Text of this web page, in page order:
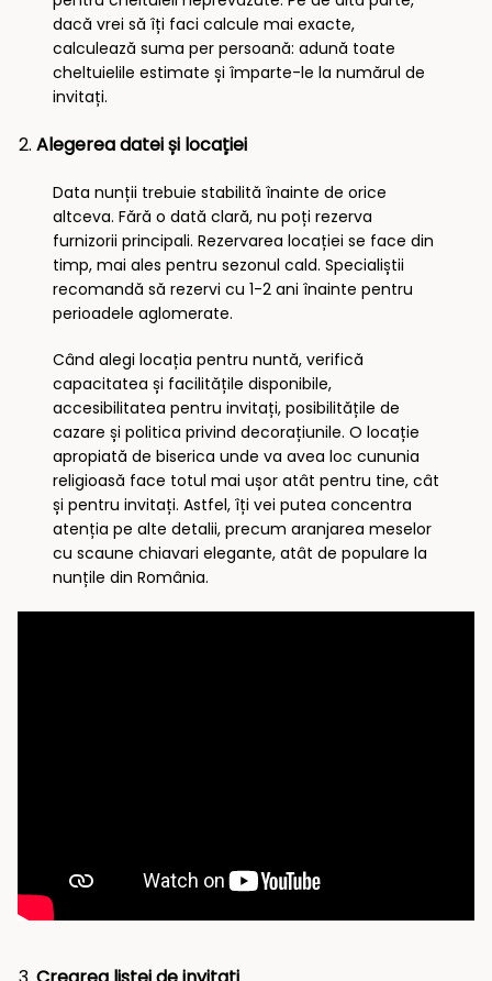
dacă vrei să îți faci calcule mai exacte,
calculează suma per persoană: adună toate
cheltuielile estimate și împarte-le la numărul de
invitați.
Alegerea datei și locației
Data nunții trebuie stabilită înainte de orice
altceva. Fără o dată clară, nu poți rezerva
furnizorii principali. Rezervarea locației se face din
timp, mai ales pentru sezonul cald. Specialiștii
recomandă să rezervi cu 1-2 ani înainte pentru
perioadele aglomerate.
Când alegi locația pentru nuntă, verifică
capacitatea și facilitățile disponibile,
accesibilitatea pentru invitați, posibilitățile de
cazare și politica privind decorațiunile. O locație
apropiată de biserica unde va avea loc cununia
religioasă face totul mai ușor atât pentru tine, cât
și pentru invitați. Astfel, îți vei putea concentra
atenția pe alte detalii, precum aranjarea meselor
cu scaune chiavari elegante, atât de populare la
nunțile din România.